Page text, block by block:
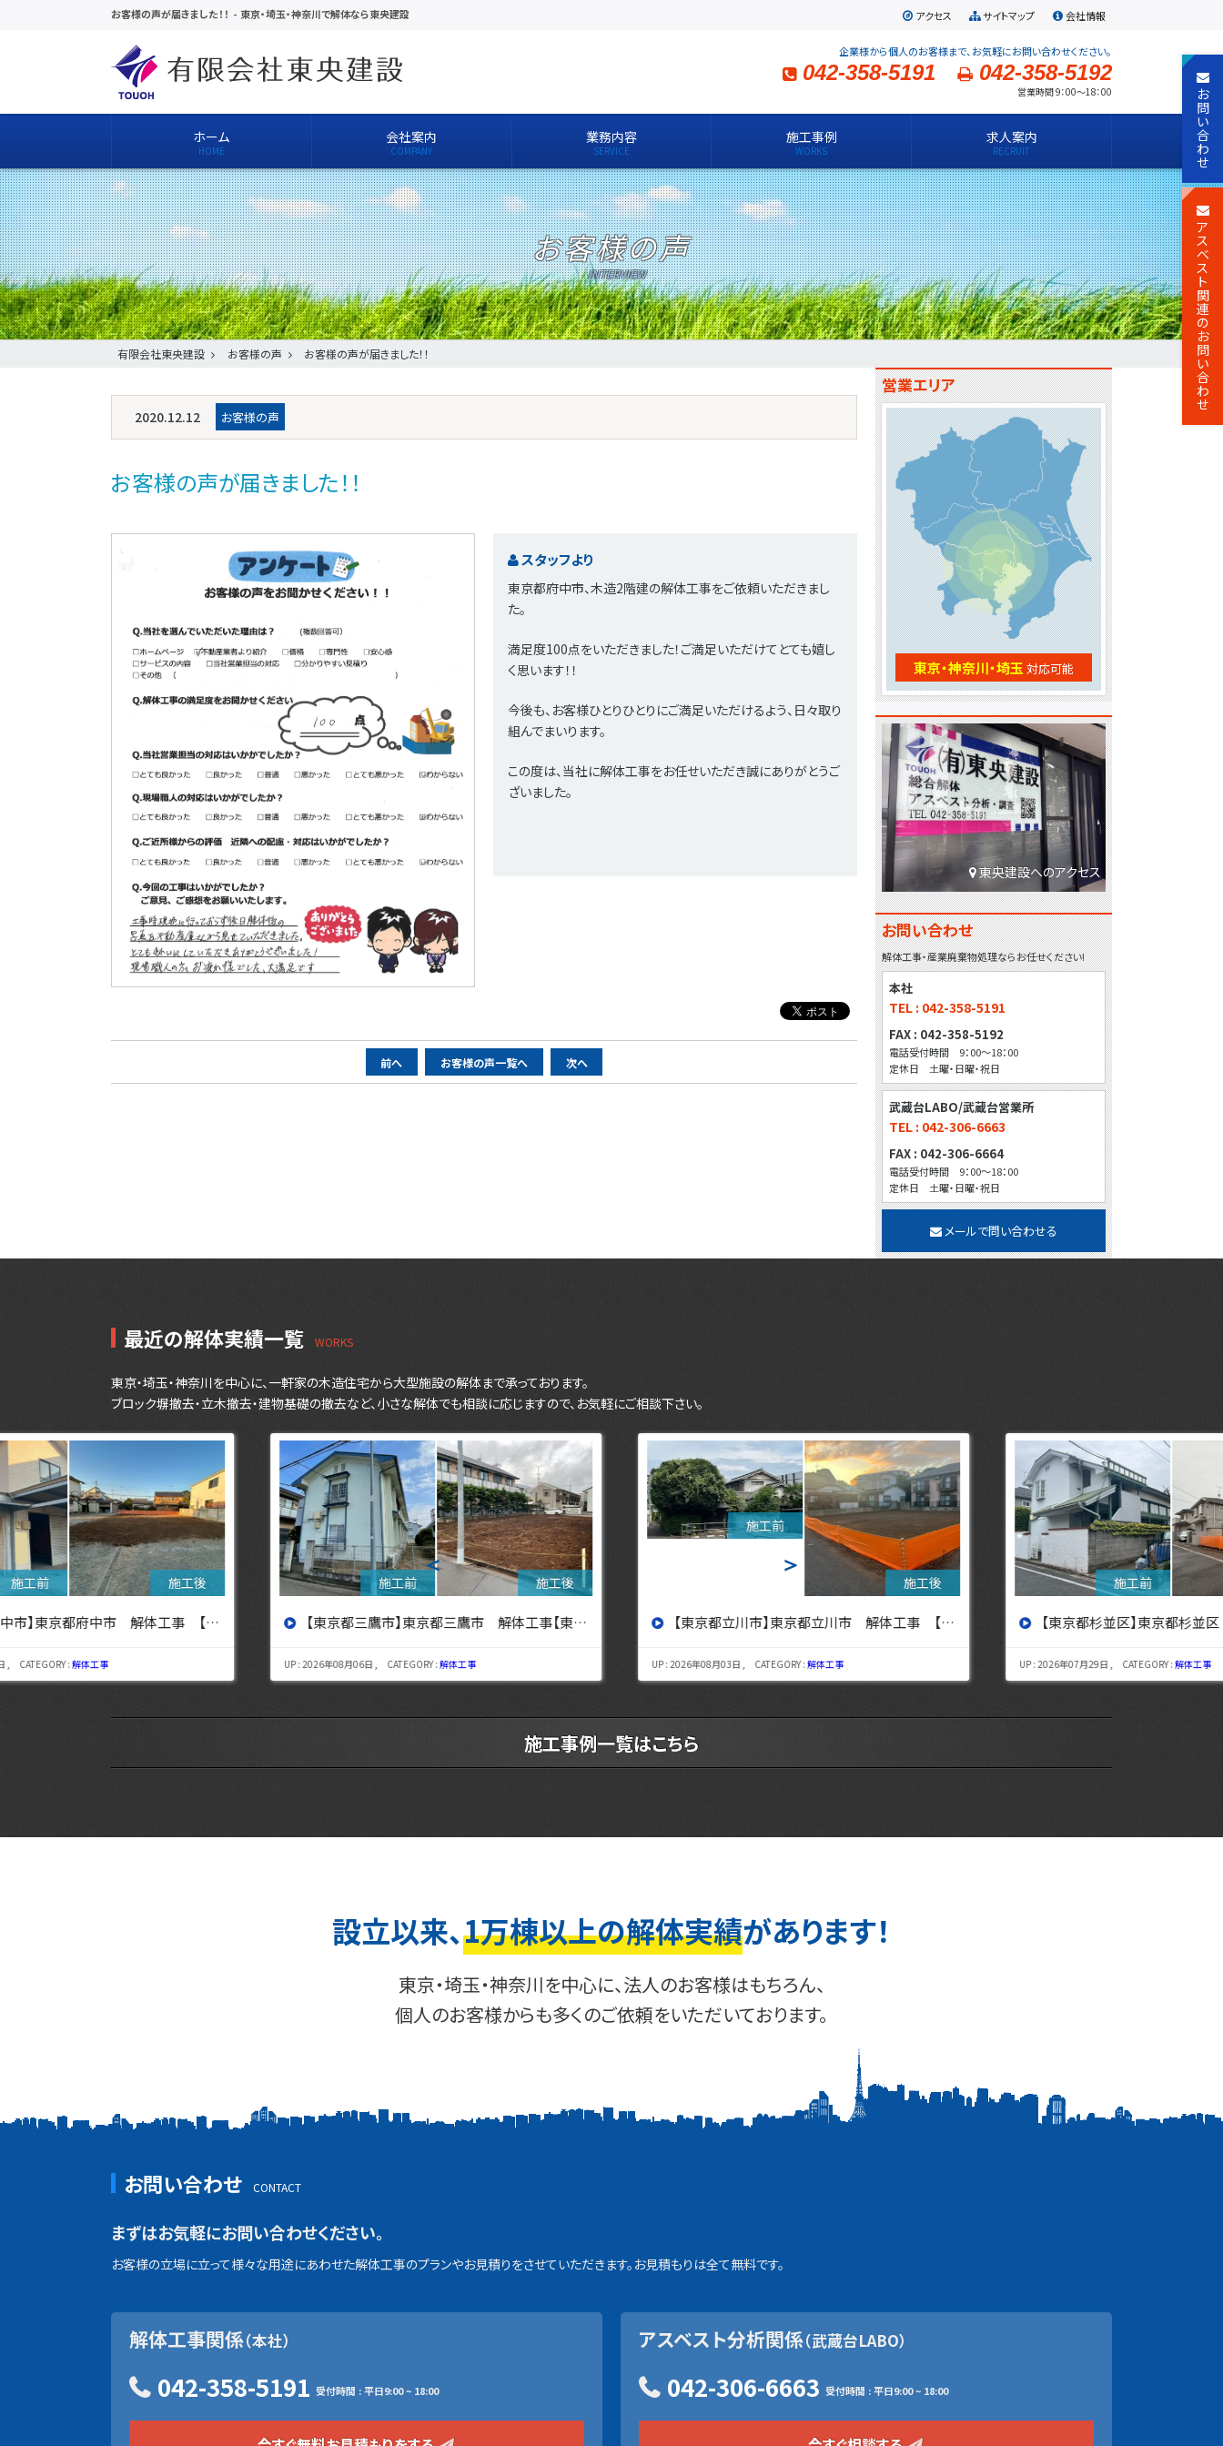
お客様の声が届きました！！ - 東京・埼玉・神奈川で解体なら東央建設 アクセス サイトマップ 会社情報
企業様から個人のお客様まで、お気軽にお問い合わせください。
042-358-5191 042-358-5192
営業時間 9：00～18：00
ホーム 会社案内 業務内容 施工事例 求人案内
お客様の声
有限会社東央建設 お客様の声 お客様の声が届きました！！
2020.12.12 お客様の声
お客様の声が届きました！！
スタッフより
東京都府中市、木造2階建の解体工事をご依頼いただきまし
た。
満足度100点をいただきました！ご満足いただけてとても嬉し
く思います！！
今後も、お客様ひとりひとりにご満足いただけるよう、日々取り
組んでまいります。
この度は、当社に解体工事をお任せいただき誠にありがとうご
ざいました。
ー
前へ お客様の声一覧へ 次へ
営業エリア
東京・神奈川・埼玉 対応可能
東央建設へのアクセス
お問い合わせ
解体工事・産業廃棄物処理ならお任せください!
本社
TEL : 042-358-5191
FAX : 042-358-5192
電話受付時間 9：00～18：00
定休日 土曜・日曜・祝日
武蔵台LABO/武蔵台営業所
TEL : 042-306-6663
FAX : 042-306-6664
電話受付時間 9：00～18：00
定休日 土曜・日曜・祝日
メールで問い合わせる
最近の解体実績一覧
東京・埼玉・神奈川を中心に、一軒家の木造住宅から大型施設の解体まで承っております。
ブロック塀撤去・立木撤去・建物基礎の撤去など、小さな解体でも相談に応じますので、お気軽にご相談下さい。
＜
】 【東京都三鷹市】東京都三鷹市 解体工事【東京・埼玉・神奈川の解体工事なら東央建設へ】
UP : 2026年08月06日 , CATEGORY : 解体工事
【東京都立川市】東京都立川市 解体工事 【東京・埼玉・神奈川の解体工事なら東央建設へ】
UP : 2026年08月03日 , CATEGORY : 解体工事
【東京都杉並区】東京都杉並区 解体工事【東京・埼玉・神奈川の解体工事なら東央建設へ】
UP : 2026年07月29日 , CATEGORY : 解体工事 UP :
＞
施工事例一覧はこちら
設立以来、1万棟以上の解体実績があります！
東京・埼玉・神奈川を中心に、法人のお客様はもちろん、
個人のお客様からも多くのご依頼をいただいております。
お問い合わせ
まずはお気軽にお問い合わせください。
お客様の立場に立って様々な用途にあわせた解体工事のプランやお見積りをさせていただきます。お見積もりは全て無料です。
解体工事関係（本社）
042-358-5191 受付時間 : 平日9:00 ~ 18:00
アスベスト分析関係（武蔵台LABO）
042-306-6663 受付時間 : 平日9:00 ~ 18:00
お
問
い
合
わ
せ
ア
ス
ベ
ス
ト
関
連
の
お
問
い
合
わ
せ